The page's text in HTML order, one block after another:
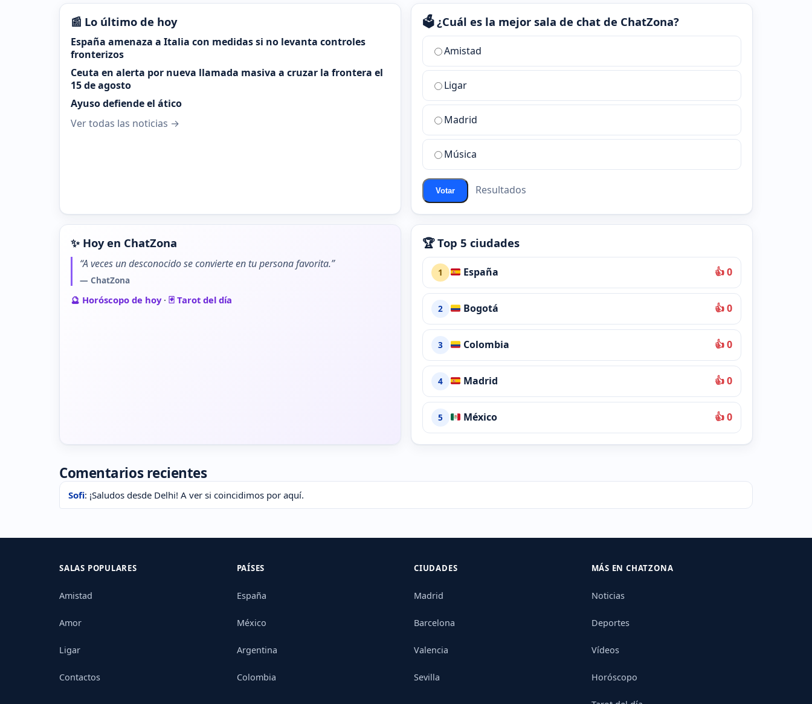
📰 Lo último de hoy
España amenaza a Italia con medidas si no levanta controles
fronterizos
Ceuta en alerta por nueva llamada masiva a cruzar la frontera el
15 de agosto
Ayuso defiende el ático
Ver todas las noticias →
🗳️ ¿Cuál es la mejor sala de chat de ChatZona?
¿Cuál
la
mejor
sala
chat
ChatZona?
Amistad
Ligar
Madrid
Música
Votar Resultados
✨ Hoy en ChatZona
“A veces un desconocido se convierte en tu persona favorita.”
— ChatZona
🔮 Horóscopo de hoy· 🃏 Tarot del día
🏆 Top 5 ciudades
1 España 👍 0
2 Bogotá 👍 0
3 Colombia 👍 0
4 Madrid 👍 0
5 México 👍 0
Comentarios recientes
Sofi: ¡Saludos desde Delhi! A ver si coincidimos por aquí.
SALAS POPULARES
Amistad
Amor
Ligar
Contactos
PAÍSES
España
México
Argentina
Colombia
CIUDADES
Madrid
Barcelona
Valencia
Sevilla
MÁS EN CHATZONA
Noticias
Deportes
Vídeos
Horóscopo